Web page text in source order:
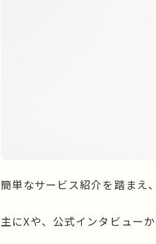
簡単なサービス紹介を踏まえ
主にXや、公式インタビュー